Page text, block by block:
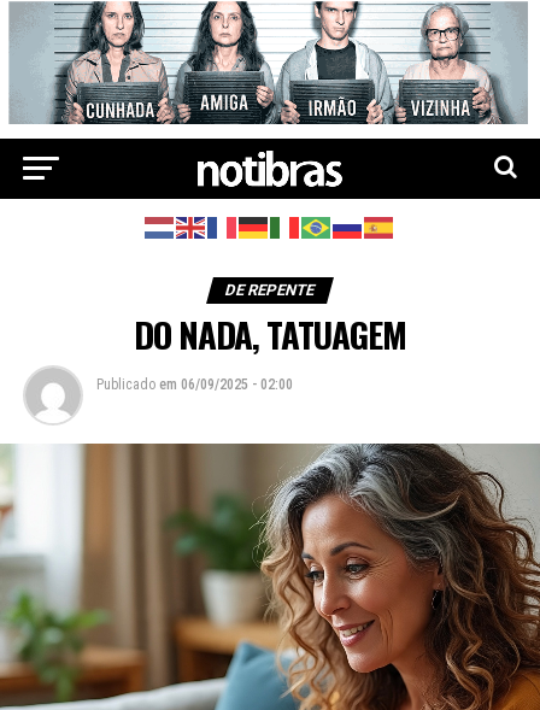
DE REPENTE
DO NADA, TATUAGEM
Publicado em 06/09/2025 - 02:00